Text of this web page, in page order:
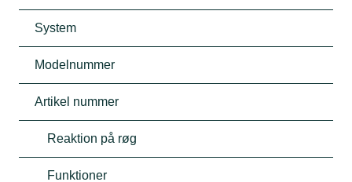
System
Modelnummer
Artikel nummer
Reaktion på røg
Funktioner